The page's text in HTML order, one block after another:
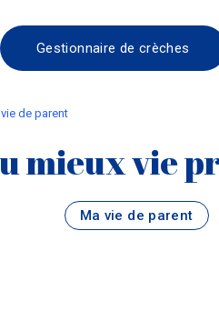
Gestionnaire de crèches
de parent
mieux vie
Ma vie de parent